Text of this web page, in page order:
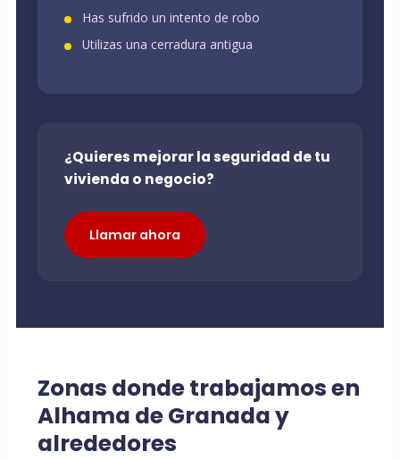
Has sufrido un intento de robo
Utilizas una cerradura antigua
¿Quieres mejorar la seguridad de tu
vivienda o negocio?
Llamar ahora
Zonas donde trabajamos en
Alhama de Granada y
alrededores